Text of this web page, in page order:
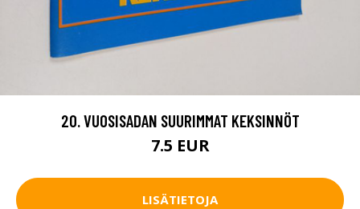
20. VUOSISADAN SUURIMMAT KEKSINNÖT
7.5 EUR
LISÄTIETOJA